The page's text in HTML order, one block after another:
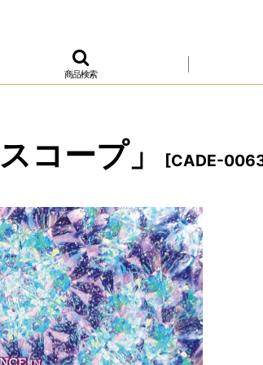
商品検索
コープ」 [CADE-